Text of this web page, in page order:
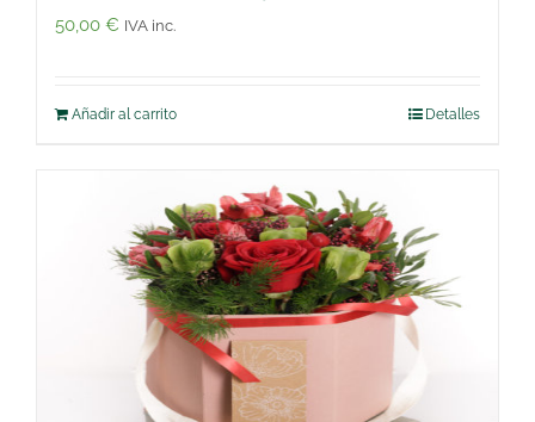
50,00 € IVA inc.
Añadir al carrito Detalles